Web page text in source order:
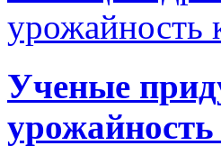
Ученые